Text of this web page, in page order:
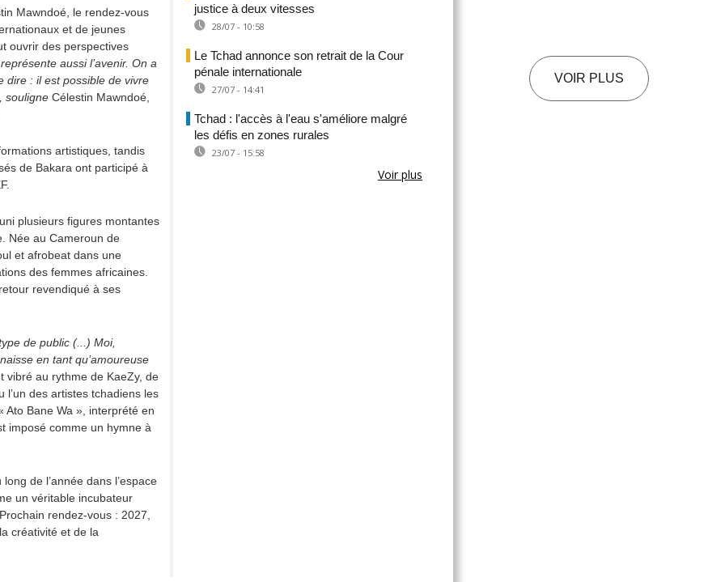
VOIR PLUS
Mawndoé, le rendez-vous
et de jeunes
ouvrir des perspectives
aussi l’avenir. On a
dire : il est possible de vivre
souligne Célestin Mawndoé,
artistiques, tandis
de Bakara ont participé à
plusieurs figures montantes
Née au Cameroun de
et afrobeat dans une
des femmes africaines.
revendiqué à ses
de public (...) Moi,
en tant qu’amoureuse
vibré au rythme de KaeZy, de
des artistes tchadiens les
Ato Bane Wa », interprété en
imposé comme un hymne à
de l’année dans l’espace
un véritable incubateur
rendez-vous : 2027,
créativité et de la
justice à deux vitesses
28/07 - 10:58
Le Tchad annonce son retrait de la Cour
pénale internationale
27/07 - 14:41
Tchad : l'accès à l'eau s'améliore malgré
les défis en zones rurales
23/07 - 15:58
Voir plus